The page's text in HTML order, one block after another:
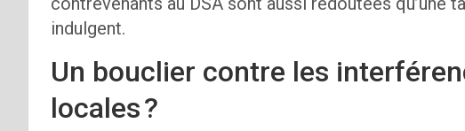
indulgent.
Un bouclier contre les
locales ?